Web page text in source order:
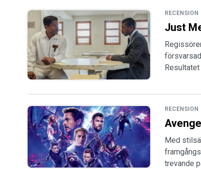
RECENSION
Just
RECENSION
Med
trevande